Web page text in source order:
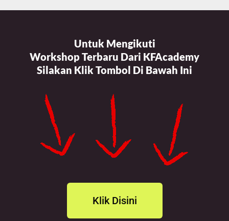
Untuk Mengikuti
Workshop Terbaru Dari KFAcademy
Silakan Klik Tombol Di Bawah Ini
Klik Disini